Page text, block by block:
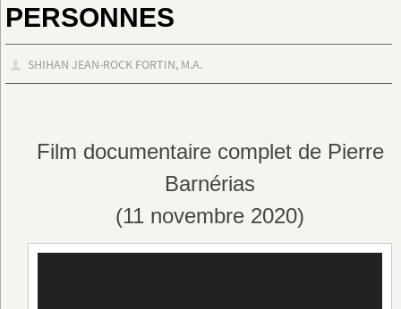
PERSONNES
SHIHAN JEAN-ROCK FORTIN, M.A.
Film documentaire complet de Pierre
Barnérias
(11 novembre 2020)